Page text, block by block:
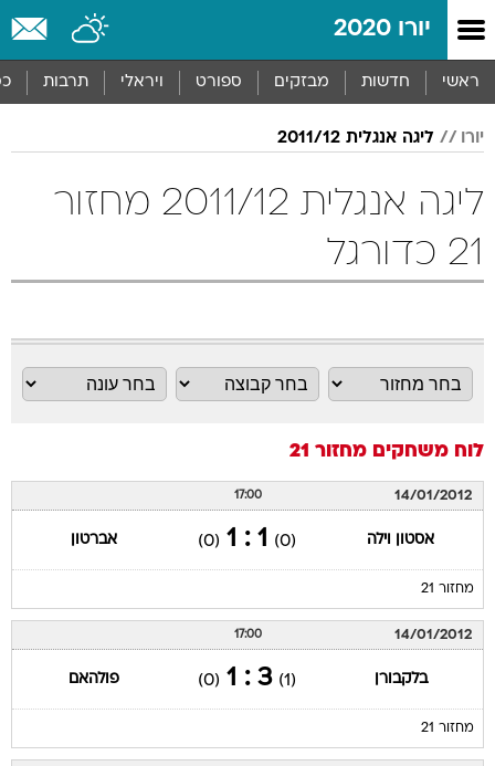
יורו 2020
ראשי חדשות מבזקים ספורט ויראלי תרבות
יורו ליגה אנגלית 2011/12
ליגה אנגלית 2011/12 מחזור
21 כדורגל
לוח משחקים מחזור 21
14/01/2012
17:00
אסטון וילה (0)
1 : 1
(0) אברטון
מחזור 21
14/01/2012
17:00
בלקבורן (1)
3 : 1
(0) פולהאם
מחזור 21